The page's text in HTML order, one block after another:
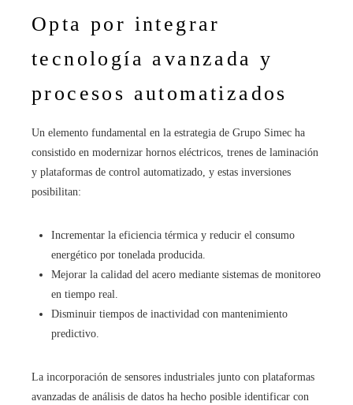
Opta por integrar
tecnología avanzada y
procesos automatizados
Un elemento fundamental en la estrategia de Grupo Simec ha
consistido en modernizar hornos eléctricos, trenes de laminación
y plataformas de control automatizado, y estas inversiones
posibilitan:
Incrementar la eficiencia térmica y reducir el consumo
energético por tonelada producida.
Mejorar la calidad del acero mediante sistemas de monitoreo
en tiempo real.
Disminuir tiempos de inactividad con mantenimiento
predictivo.
La incorporación de sensores industriales junto con plataformas
avanzadas de análisis de datos ha hecho posible identificar con